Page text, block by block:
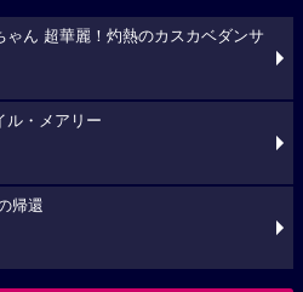
ゃん 超華麗！灼熱のカスカベダンサ
ル・メアリー
帰還